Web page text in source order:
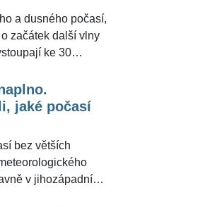
se budou tvořit
ze
upřesnili, že
a večer čeká na
a dusného počasí,
začátek další vlny
ke 30
budou objevovat
být i silné s
nárazy
pro
tropické teploty na
horkým
dorazí studená
jaké počasí
bez větších
v jihozápadní